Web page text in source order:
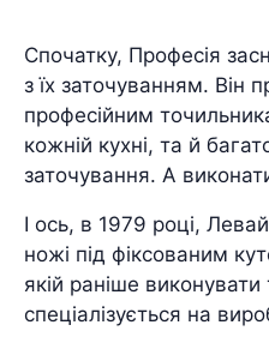
Спочатку, Професія
з їх заточуванням. Він
професійним
кожній кухні, та й
заточування. А
І ось, в 1979 році,
ножі під фіксованим
якій раніше
спеціалізується на